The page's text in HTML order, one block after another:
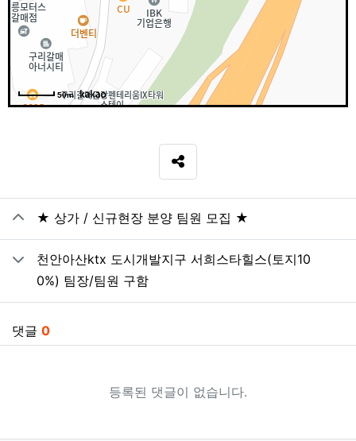
50m
SNS 공유
관련자료★ 상가 / 신규현장 분양 팀원 모집 ★
천안아산ktx 도시개발지구 서희스타힐스(토지10
0%) 팀장/팀원 구함
댓글 0
등록된 댓글이 없습니다.